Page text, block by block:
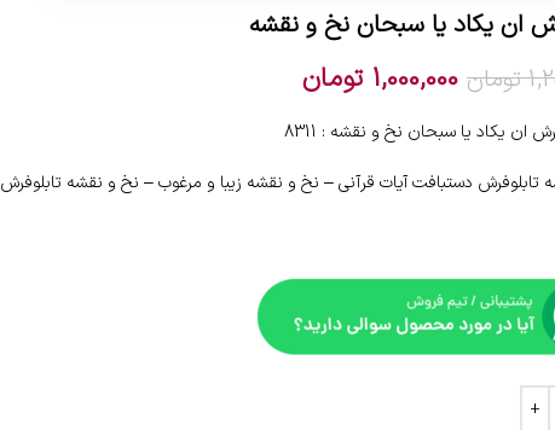
ان یکاد یا سبحان نخ و نقشه
تومان 1,000,000 تومان
ان یکاد یا سبحان نخ و نقشه : 8311
تابلوفرش دستبافت آیات قرآنی – نخ و نقشه زیبا و مرغوب – نخ و نقشه تابلوفرش